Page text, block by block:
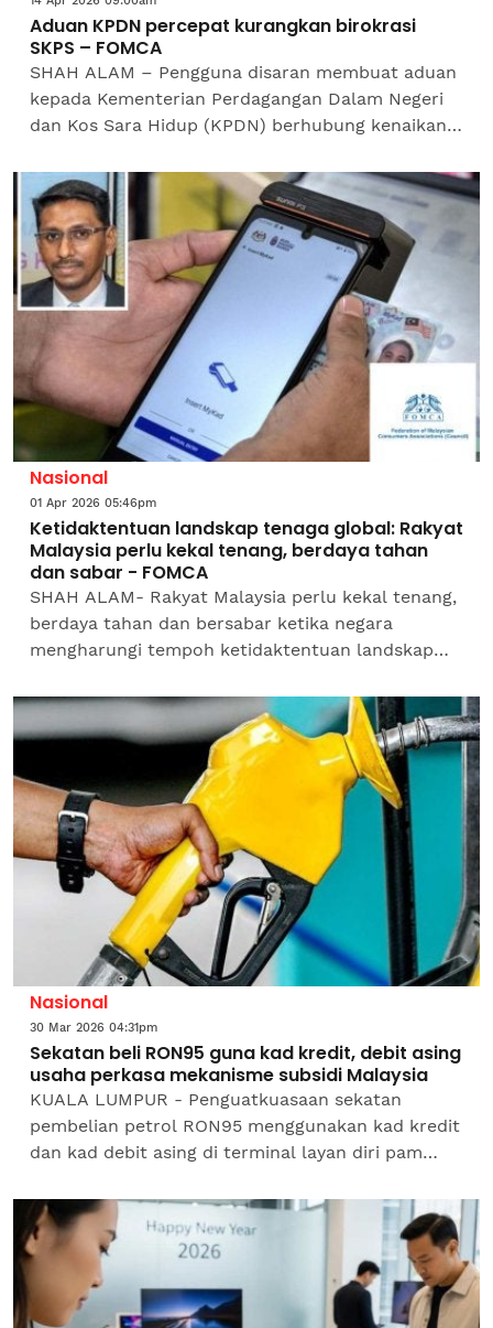
Aduan KPDN percepat kurangkan birokrasi
SKPS – FOMCA
SHAH ALAM – Pengguna disaran membuat aduan
kepada Kementerian Perdagangan Dalam Negeri
dan Kos Sara Hidup (KPDN) berhubung kenaikan
kerajaan mengurangkan...
Nasional
01 Apr 2026 05:46pm
Ketidaktentuan landskap tenaga global: Rakyat
Malaysia perlu kekal tenang, berdaya tahan
dan sabar - FOMCA
SHAH ALAM- Rakyat Malaysia perlu kekal tenang,
berdaya tahan dan bersabar ketika negara
mengharungi tempoh ketidaktentuan landskap
ini.Ketua Pegawai...
Nasional
30 Mar 2026 04:31pm
Sekatan beli RON95 guna kad kredit, debit asing
usaha perkasa mekanisme subsidi Malaysia
KUALA LUMPUR - Penguatkuasaan sekatan
pembelian petrol RON95 menggunakan kad kredit
dan kad debit asing di terminal layan diri pam
lagi usaha...